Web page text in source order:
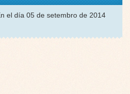
el día 05 de setembro de 2014